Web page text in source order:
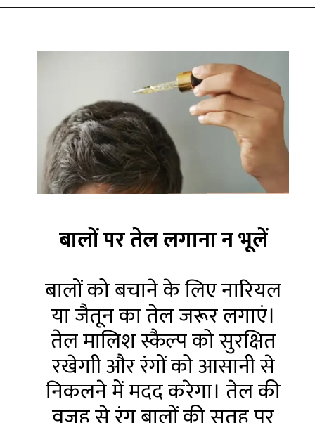
बालों पर तेल लगाना न भूलें
बालों को बचाने के लिए नारियल
या जैतून का तेल जरूर लगाएं।
तेल मालिश स्कैल्प को सुरक्षित
रखेगाी और रंगों को आसानी से
निकलने में मदद करेगा। तेल की